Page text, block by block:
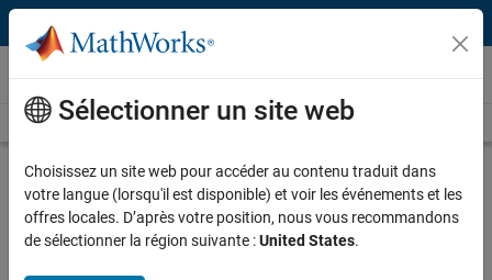
Passer au contenu
Vidéos
Videos Home Search
Play
Description
Sélectionner un site web
Choisissez un site web pour accéder au contenu traduit dans
votre langue (lorsqu'il est disponible) et voir les événements et les
offres locales. D’après votre position, nous vous recommandons
de sélectionner la région suivante :United States.